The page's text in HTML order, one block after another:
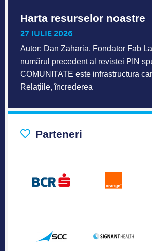
Harta resurselor noastre
27 IULIE 2026
Autor: Dan Zaharia, Fondator Fab
numărul precedent al revistei PIN
COMUNITATE este infrastructura
Relațiile, încrederea
Parteneri